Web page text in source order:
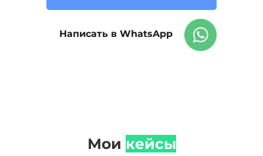
Написать в WhatsApp
Мои кейсы